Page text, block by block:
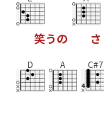
笑うの さ
D A C#7